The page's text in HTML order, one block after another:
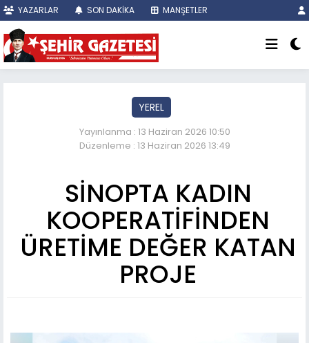
YAZARLAR SON DAKİKA MANŞETLER
YEREL
Yayınlanma : 13 Haziran 2026 10:50
Düzenleme : 13 Haziran 2026 13:49
SİNOPTA KADIN
KOOPERATİFİNDEN
ÜRETİME DEĞER KATAN
PROJE